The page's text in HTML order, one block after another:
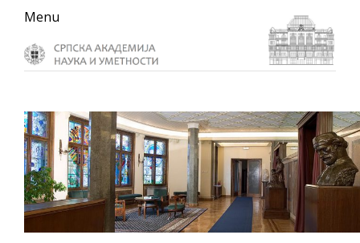
Skip
primary
navigation
Skip
main
content
Skip
primary
sidebar
Menu